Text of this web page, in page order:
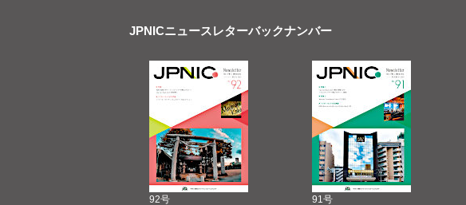
JPNICニュースレターバックナンバー
92号
91号